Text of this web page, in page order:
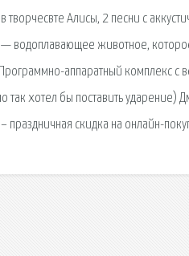
творчесвте Алисы, 2 песни с
водоплавающее животное,
аппаратный комплекс с
хотел бы поставить
праздничная скидка на онлайн-